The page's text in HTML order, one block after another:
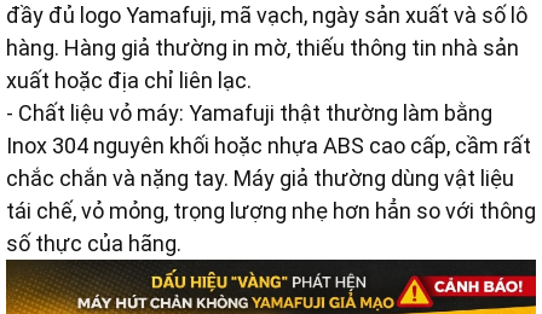
đầy đủ logo Yamafuji, mã vạch, ngày sản xuất và số lô
hàng. Hàng giả thường in mờ, thiếu thông tin nhà sản
xuất hoặc địa chỉ liên lạc.
- Chất liệu vỏ máy: Yamafuji thật thường làm bằng
Inox 304 nguyên khối hoặc nhựa ABS cao cấp, cầm rất
chắc chắn và nặng tay. Máy giả thường dùng vật liệu
tái chế, vỏ mỏng, trọng lượng nhẹ hơn hẳn so với thông
số thực của hãng.